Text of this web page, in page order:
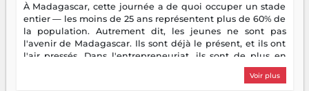
À Madagascar, cette journée a de quoi occuper un stade
entier — les moins de 25 ans représentent plus de 60% de
la population. Autrement dit, les jeunes ne sont pas
l'avenir de Madagascar. Ils sont déjà le présent, et ils ont
l'air pressés. Dans l'entrepreneuriat, ils sont de plus en
plus nombreux à se lancer, à créer, à risquer — souvent
sans filet, souvent sans aide, mais toujours avec cette
Voir plus